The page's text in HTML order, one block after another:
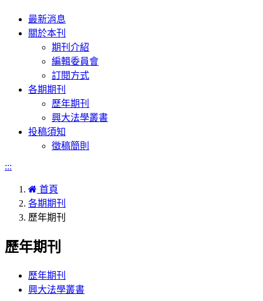
Toggle
navigation
最新消息
關於本刊
期刊介紹
編輯委員會
訂閱方式
各期期刊
歷年期刊
興大法學叢書
投稿須知
徵稿簡則
:::
首頁
各期期刊
歷年期刊
歷年期刊
歷年期刊
興大法學叢書